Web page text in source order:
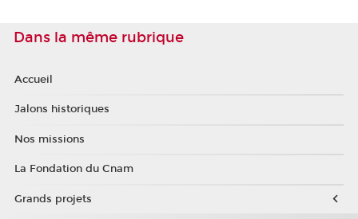
Dans la même rubrique
Accueil
Jalons historiques
Nos missions
La Fondation du Cnam
Grands projets